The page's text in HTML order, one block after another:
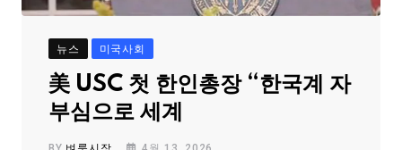
뉴스 미국사회
美 USC 첫 한인총장 “한국계 자
부심으로 세계